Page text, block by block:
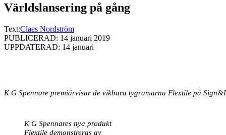
Världslansering på gång
Text:Claes Nordström
PUBLICERAD: 14 januari 2019
UPPDATERAD: 14 januari
K G Spennare premiärvisar de vikbara tygramarna Flextile på
K G Spennares nya produkt
Flextile demonstreras av